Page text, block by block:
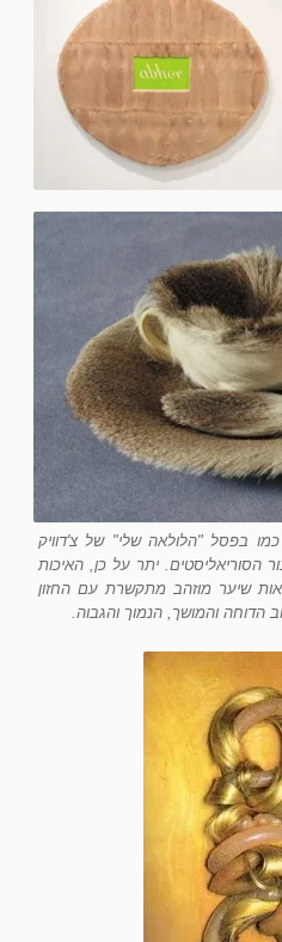
בפסל "הלולאה שלי" של צ'דוויק
הסוריאליסטים. יתר על כן, האיכות
שיער מוזהב מתקשרת עם החזון
הדוחה והמושך, הנמוך והגבוה.